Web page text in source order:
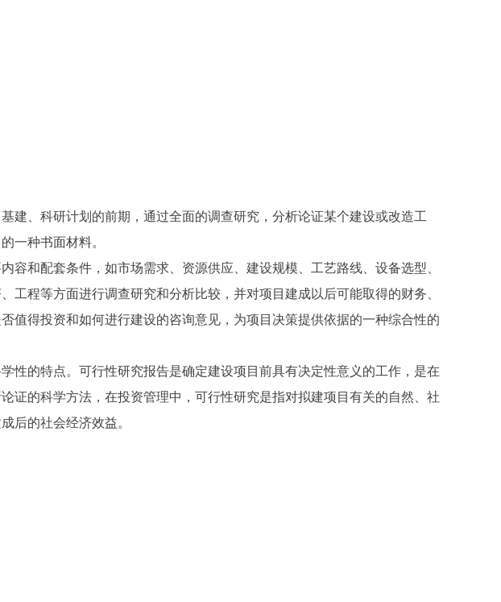
建、科研计划的前期，通过全面的调查研究，分析论证某个建设或改造工
一种书面材料。
和配套条件，如市场需求、资源供应、建设规模、工艺路线、设备选型、
工程等方面进行调查研究和分析比较，并对项目建成以后可能取得的财务、
值得投资和如何进行建设的咨询意见，为项目决策提供依据的一种综合性的
的特点。可行性研究报告是确定建设项目前具有决定性意义的工作，是在
证的科学方法，在投资管理中，可行性研究是指对拟建项目有关的自然、社
后的社会经济效益。